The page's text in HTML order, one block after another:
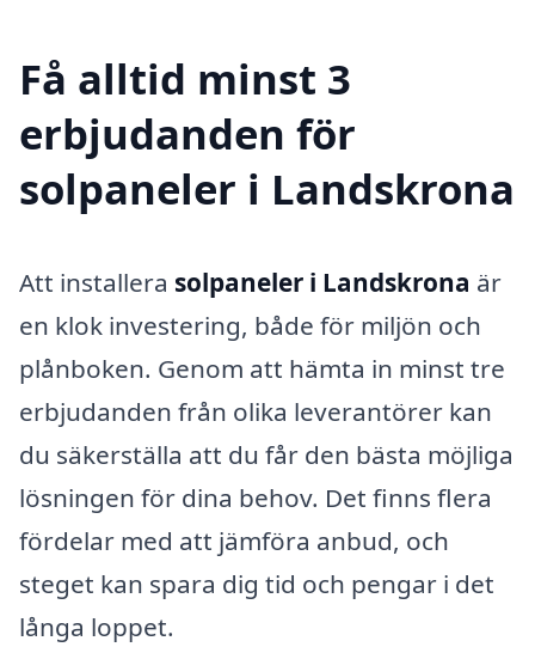
Få alltid minst 3
erbjudanden för
solpaneler i Landskrona
Att installera solpaneler i Landskrona är
en klok investering, både för miljön och
plånboken. Genom att hämta in minst tre
erbjudanden från olika leverantörer kan
du säkerställa att du får den bästa möjliga
lösningen för dina behov. Det finns flera
fördelar med att jämföra anbud, och
steget kan spara dig tid och pengar i det
långa loppet.